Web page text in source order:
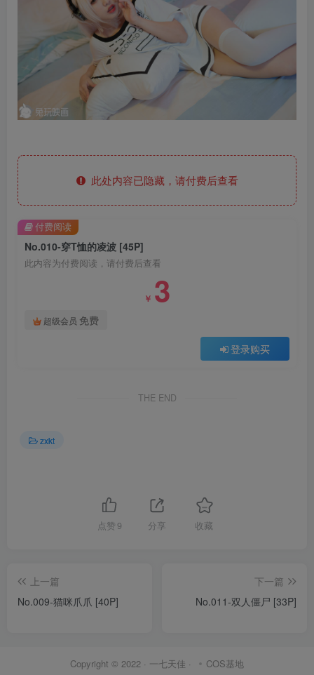
此处内容已隐藏，请付费后查看
No.010-穿T恤的凌波 [45P]
此内容为付费阅读，请付费后查看
￥ 3
超级会员 免费
登录购买
付费阅读
THE END
zxkt
点赞 9 分享 收藏
上一篇
No.009-猫咪爪爪 [40P]
下一篇
No.011-双人僵尸 [33P]
Copyright © 2022 · 一七天佳 · COS基地